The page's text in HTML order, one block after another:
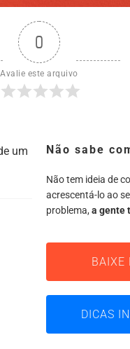
0
Avalie este arquivo
um
Não sabe
Não tem ideia de
acrescentá-lo ao
problema, a gente
BAIXE
DICAS